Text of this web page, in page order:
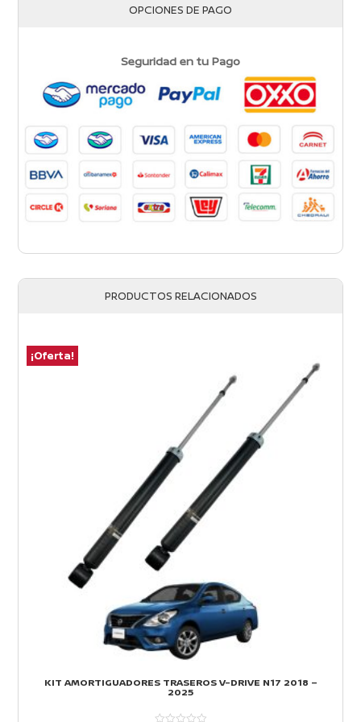
OPCIONES DE PAGO
Seguridad en tu Pago
PRODUCTOS RELACIONADOS
¡Oferta!
KIT AMORTIGUADORES TRASEROS V-DRIVE N17 2018 –
2025